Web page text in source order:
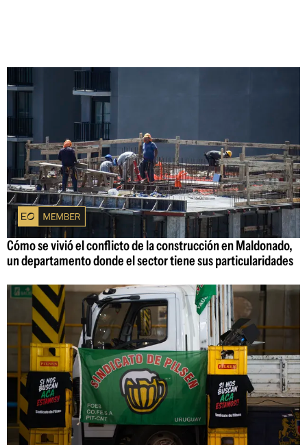
Cómo se vivió el conflicto de la construcción en Maldonado,
un departamento donde el sector tiene sus particularidades